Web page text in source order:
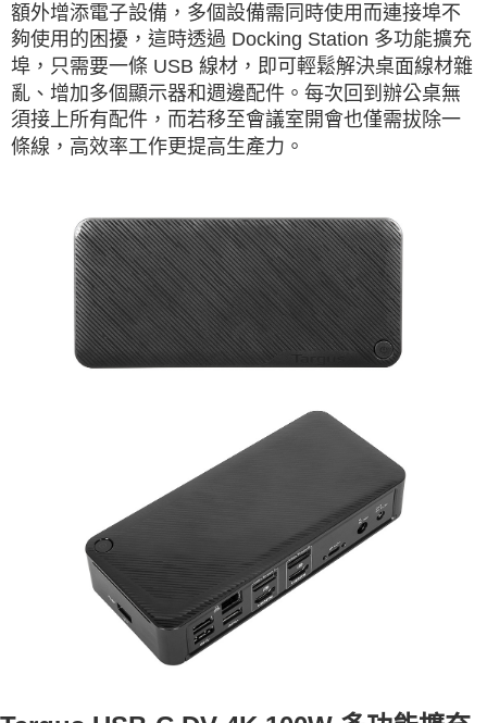
額外增添電子設備，多個設備需同時使用而連接埠不
夠使用的困擾，這時透過 Docking Station 多功能擴充
埠，只需要一條 USB 線材，即可輕鬆解決桌面線材雜
亂、增加多個顯示器和週邊配件。每次回到辦公桌無
須接上所有配件，而若移至會議室開會也僅需拔除一
條線，高效率工作更提高生產力。